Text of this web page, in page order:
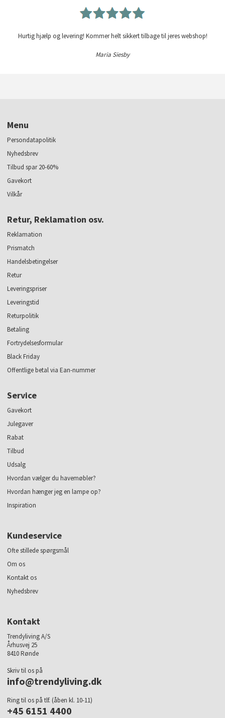
Hurtig hjælp og levering! Kommer helt sikkert tilbage til jeres webshop!
Maria Siesby
Menu
Persondatapolitik
Nyhedsbrev
Tilbud spar 20-60%
Gavekort
Vilkår
Retur, Reklamation osv.
Reklamation
Prismatch
Handelsbetingelser
Retur
Leveringspriser
Leveringstid
Returpolitik
Betaling
Fortrydelsesformular
Black Friday
Offentlige betal via Ean-nummer
Service
Gavekort
Julegaver
Rabat
Tilbud
Udsalg
Hvordan vælger du havemøbler?
Hvordan hænger jeg en lampe op?
Inspiration
Kundeservice
Ofte stillede spørgsmål
Om os
Kontakt os
Nyhedsbrev
Kontakt
Trendyliving A/S
Århusvej 25
8410 Rønde
Skriv til os på
info@trendyliving.dk
Ring til os på tlf. (åben kl. 10-11)
+45 6151 4400